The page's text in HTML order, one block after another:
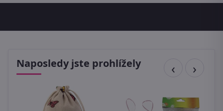
Naposledy jste prohlížely